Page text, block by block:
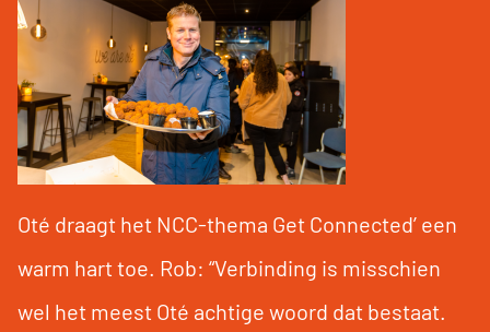
Oté draagt het NCC-thema Get Connected’ een
warm hart toe. Rob: “Verbinding is misschien
wel het meest Oté achtige woord dat bestaat.